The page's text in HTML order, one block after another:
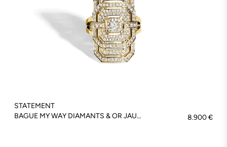
STATEMENT
BAGUE MY WAY DIAMANTS & OR JAUNE - FSJ271
8.900 €